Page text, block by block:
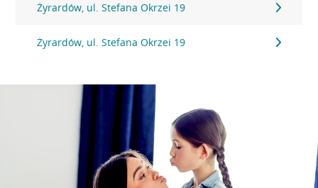
Żyrardów, ul. Stefana Okrzei 19
Żyrardów, ul. Stefana Okrzei 19